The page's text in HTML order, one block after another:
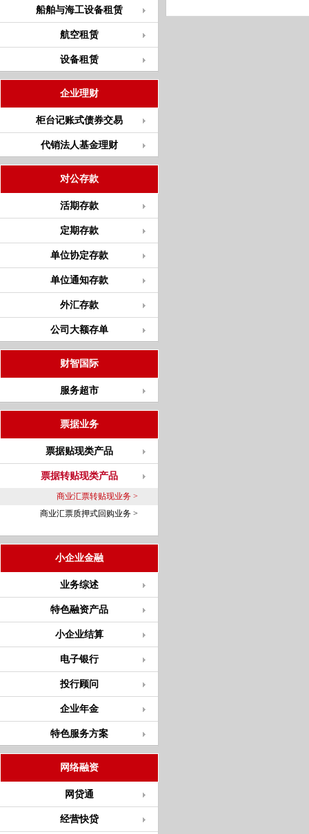
船舶与海工设备租赁
航空租赁
设备租赁
企业理财
柜台记账式债券交易
代销法人基金理财
对公存款
活期存款
定期存款
单位协定存款
单位通知存款
外汇存款
公司大额存单
财智国际
服务超市
票据业务
票据贴现类产品
票据转贴现类产品
商业汇票转贴现业务 >
商业汇票质押式回购业务 >
小企业金融
业务综述
特色融资产品
小企业结算
电子银行
投行顾问
企业年金
特色服务方案
网络融资
网贷通
经营快贷